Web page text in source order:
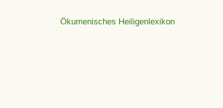
Ökumenisches Heiligenlexikon